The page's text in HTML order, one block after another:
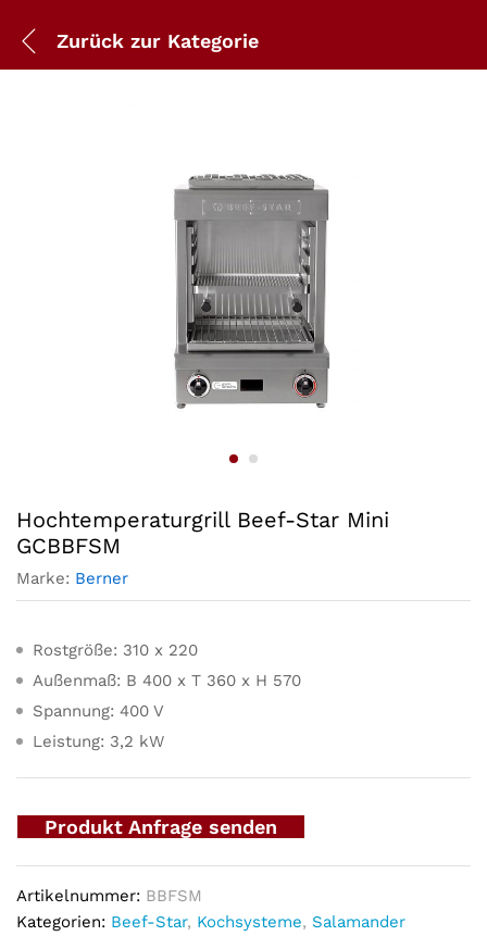
Zurück zur Kategorie
Hochtemperaturgrill Beef-Star Mini
GCBBFSM
Marke: Berner
Rostgröße: 310 x 220
Außenmaß: B 400 x T 360 x H 570
Spannung: 400 V
Leistung: 3,2 kW
Produkt Anfrage senden
Artikelnummer: BBFSM
Kategorien: Beef-Star, Kochsysteme, Salamander